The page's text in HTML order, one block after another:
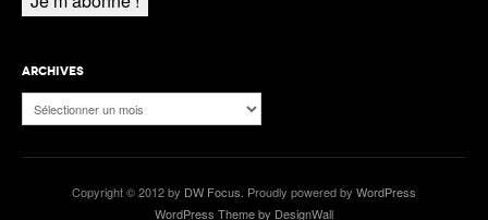
ARCHIVES
Archives
Copyright © 2012 by DW Focus . Proudly powered by WordPress
WordPress Theme by DesignWall